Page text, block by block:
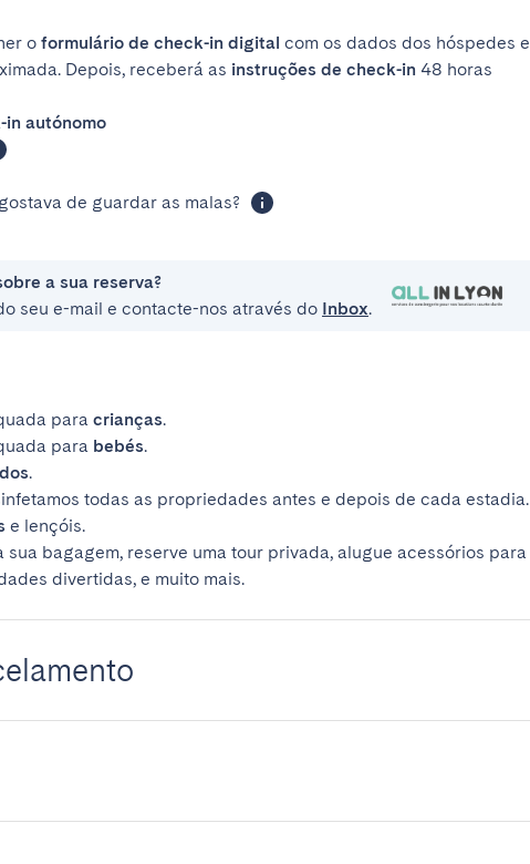
o formulário de check-in digital com os dados dos hóspedes e
Depois, receberá as instruções de check-in 48 horas
in autónomo
de guardar as malas?
a sua reserva?
seu e-mail e contacte-nos através do Inbox.
para crianças.
para bebés.
.
todas as propriedades antes e depois de cada estadia.
e lençóis.
sua bagagem, reserve uma tour privada, alugue acessórios para
divertidas, e muito mais.